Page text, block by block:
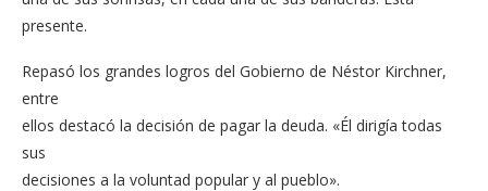
presente.
Repasó los grandes logros del Gobierno de Néstor Kirchner,
entre
ellos destacó la decisión de pagar la deuda. «Él dirigía todas
sus
decisiones a la voluntad popular y al pueblo».